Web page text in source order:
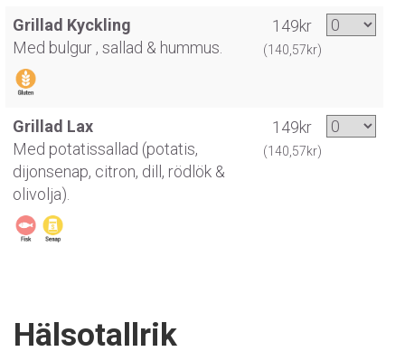
Grillad Kyckling
Med bulgur , sallad & hummus.
149kr
(140,57kr)
Grillad Lax
Med potatissallad (potatis,
dijonsenap, citron, dill, rödlök &
olivolja).
149kr
(140,57kr)
Hälsotallrik